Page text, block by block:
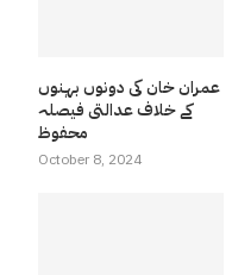
عمران خان کی دونوں بہنوں
کے خلاف عدالتی فیصلہ
محفوظ
October 8, 2024